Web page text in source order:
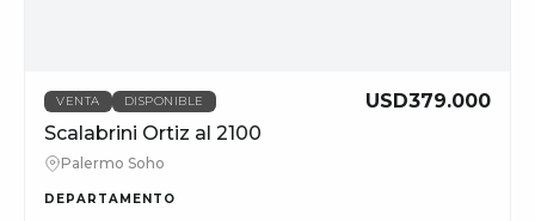
VENTA DISPONIBLE
USD379.000
Scalabrini Ortiz al 2100
Palermo Soho
DEPARTAMENTO